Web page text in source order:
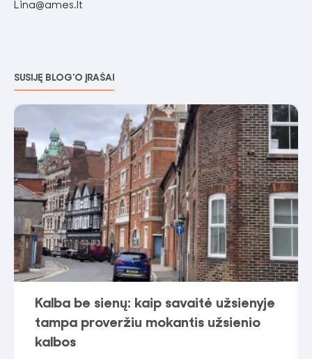
Lina@ames.lt
SUSIJĘ BLOG'O ĮRAŠAI
Kalba be sienų: kaip savaitė užsienyje
tampa proveržiu mokantis užsienio
kalbos